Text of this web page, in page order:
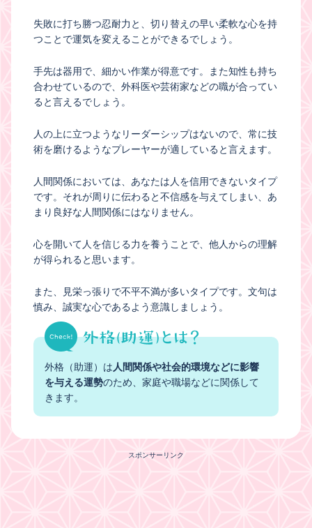
失敗に打ち勝つ忍耐力と、切り替えの早い柔軟な心を持
つことで運気を変えることができるでしょう。
手先は器用で、細かい作業が得意です。また知性も持ち
合わせているので、外科医や芸術家などの職が合ってい
ると言えるでしょう。
人の上に立つようなリーダーシップはないので、常に技
術を磨けるようなプレーヤーが適していると言えます。
人間関係においては、あなたは人を信用できないタイプ
です。それが周りに伝わると不信感を与えてしまい、あ
まり良好な人間関係にはなりません。
心を開いて人を信じる力を養うことで、他人からの理解
が得られると思います。
また、見栄っ張りで不平不満が多いタイプです。文句は
慎み、誠実な心であるよう意識しましょう。
外格（助運）は人間関係や社会的環境などに影響
を与える運勢のため、家庭や職場などに関係して
きます。
スポンサーリンク